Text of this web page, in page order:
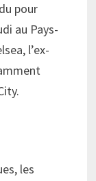
pour
au Pays-
l’ex-
les